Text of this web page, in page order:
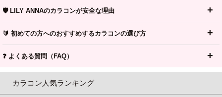
🛡️ LILY ANNAのカラコンが安全な理由
🔰 初めての方へのおすすめするカラコンの選び方
❓ よくある質問（FAQ）
カラコン人気ランキング